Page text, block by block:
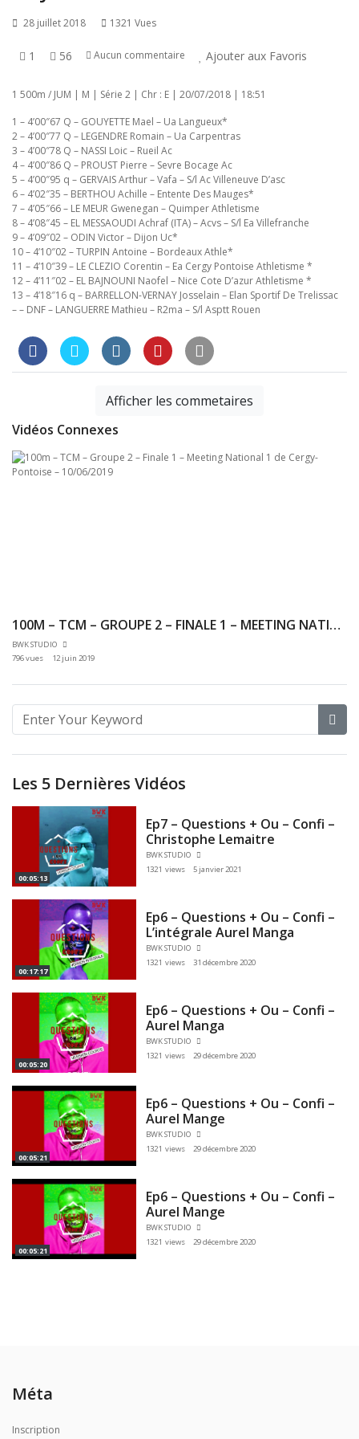
28 juillet 2018 1321 Vues
1 56 Aucun commentaire Ajouter aux Favoris
1 500m / JUM | M | Série 2 | Chr : E | 20/07/2018 | 18:51
1 – 4’00″67 Q – GOUYETTE Mael – Ua Langueux*
2 – 4’00″77 Q – LEGENDRE Romain – Ua Carpentras
3 – 4’00″78 Q – NASSI Loic – Rueil Ac
4 – 4’00″86 Q – PROUST Pierre – Sevre Bocage Ac
5 – 4’00″95 q – GERVAIS Arthur – Vafa – S/l Ac Villeneuve D’asc
6 – 4’02″35 – BERTHOU Achille – Entente Des Mauges*
7 – 4’05″66 – LE MEUR Gwenegan – Quimper Athletisme
8 – 4’08″45 – EL MESSAOUDI Achraf (ITA) – Acvs – S/l Ea Villefranche
9 – 4’09″02 – ODIN Victor – Dijon Uc*
10 – 4’10″02 – TURPIN Antoine – Bordeaux Athle*
11 – 4’10″39 – LE CLEZIO Corentin – Ea Cergy Pontoise Athletisme *
12 – 4’11″02 – EL BAJNOUNI Naofel – Nice Cote D’azur Athletisme *
13 – 4’18″16 q – BARRELLON-VERNAY Josselain – Elan Sportif De Trelissac
– – DNF – LANGUERRE Mathieu – R2ma – S/l Asptt Rouen
Afficher les commetaires
Vidéos Connexes
100M – TCM – GROUPE 2 – FINALE 1 – MEETING NATIONAL 1 DE CERGY-PONTOISE – 10/06/2019
BWK STUDIO
796 vues
12 juin 2019
Les 5 Dernières Vidéos
00:05:13
Ep7 – Questions + Ou – Confi –
Christophe Lemaitre
BWK STUDIO
1321 views
5 janvier 2021
00:17:17
Ep6 – Questions + Ou – Confi –
L’intégrale Aurel Manga
BWK STUDIO
1321 views
31 décembre 2020
00:05:20
Ep6 – Questions + Ou – Confi –
Aurel Manga
BWK STUDIO
1321 views
29 décembre 2020
00:05:21
Ep6 – Questions + Ou – Confi –
Aurel Mange
BWK STUDIO
1321 views
29 décembre 2020
00:05:21
Ep6 – Questions + Ou – Confi –
Aurel Mange
BWK STUDIO
1321 views
29 décembre 2020
Méta
Inscription